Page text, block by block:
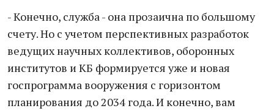
- Конечно, служба - она прозаична по большому
счету. Но с учетом перспективных разработок
ведущих научных коллективов, оборонных
институтов и КБ формируется уже и новая
госпрограмма вооружения с горизонтом
планирования до 2034 года. И конечно, вам